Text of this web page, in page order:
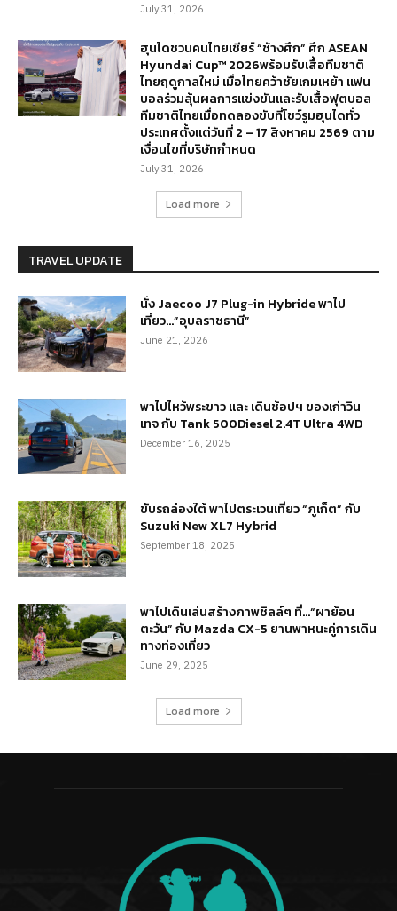
July 31, 2026
ฮุนไดชวนคนไทยเชียร์ “ช้างศึก” ศึก ASEAN
Hyundai Cup™ 2026พร้อมรับเสื้อทีมชาติ
ไทยฤดูกาลใหม่ เมื่อไทยคว้าชัยเกมเหย้า แฟน
บอลร่วมลุ้นผลการแข่งขันและรับเสื้อฟุตบอล
ทีมชาติไทยเมื่อทดลองขับที่โชว์รูมฮุนไดทั่ว
ประเทศตั้งแต่วันที่ 2 – 17 สิงหาคม 2569 ตาม
เงื่อนไขที่บริษัทกำหนด
July 31, 2026
Load more
TRAVEL UPDATE
นั่ง Jaecoo J7 Plug-in Hybride พาไป
เที่ยว…”อุบลราชธานี”
June 21, 2026
พาไปไหว้พระขาว และ เดินช้อปฯ ของเก่าวิน
เทจ กับ Tank 500Diesel 2.4T Ultra 4WD
December 16, 2025
ขับรถล่องใต้ พาไปตระเวนเที่ยว “ภูเก็ต” กับ
Suzuki New XL7 Hybrid
September 18, 2025
พาไปเดินเล่นสร้างภาพชิลล์ๆ ที่…“ผาย้อน
ตะวัน” กับ Mazda CX-5 ยานพาหนะคู่การเดิน
ทางท่องเที่ยว
June 29, 2025
Load more